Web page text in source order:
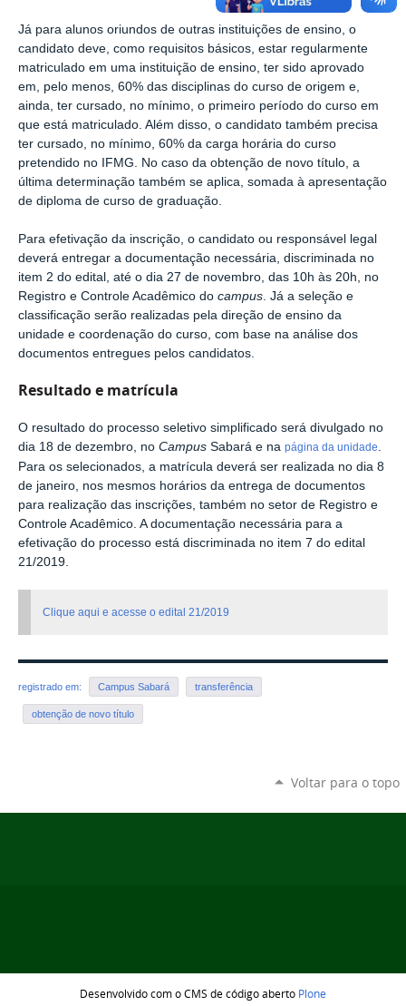
Já para alunos oriundos de outras instituições de ensino, o
candidato deve, como requisitos básicos, estar regularmente
matriculado em uma instituição de ensino, ter sido aprovado
em, pelo menos, 60% das disciplinas do curso de origem e,
ainda, ter cursado, no mínimo, o primeiro período do curso em
que está matriculado. Além disso, o candidato também precisa
ter cursado, no mínimo, 60% da carga horária do curso
pretendido no IFMG. No caso da obtenção de novo título, a
última determinação também se aplica, somada à apresentação
de diploma de curso de graduação.
Para efetivação da inscrição, o candidato ou responsável legal
deverá entregar a documentação necessária, discriminada no
item 2 do edital, até o dia 27 de novembro, das 10h às 20h, no
Registro e Controle Acadêmico do campus . Já a seleção e
classificação serão realizadas pela direção de ensino da
unidade e coordenação do curso, com base na análise dos
documentos entregues pelos candidatos.
Resultado e matrícula
O resultado do processo seletivo simplificado será divulgado no
dia 18 de dezembro, no Campus Sabará e na página da unidade
Para os selecionados, a matrícula deverá ser realizada no dia 8
de janeiro, nos mesmos horários da entrega de documentos
para realização das inscrições, também no setor de Registro e
Controle Acadêmico. A documentação necessária para a
efetivação do processo está discriminada no item 7 do edital
21/2019.
Clique aqui e acesse o edital 21/2019
registrado em: Campus Sabará transferência
obtenção de novo título
Voltar para o topo
Desenvolvido com o CMS de código aberto Plone